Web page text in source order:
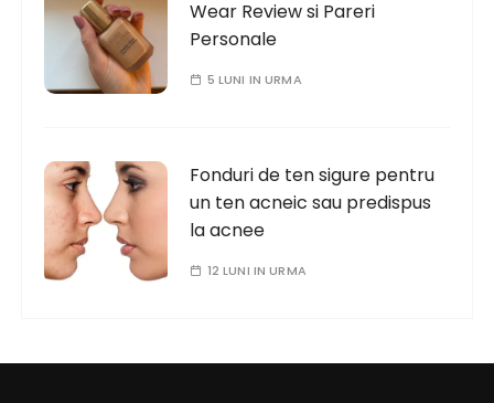
Wear Review si Pareri
Personale
5 LUNI IN URMA
Fonduri de ten sigure pentru
un ten acneic sau predispus
la acnee
12 LUNI IN URMA